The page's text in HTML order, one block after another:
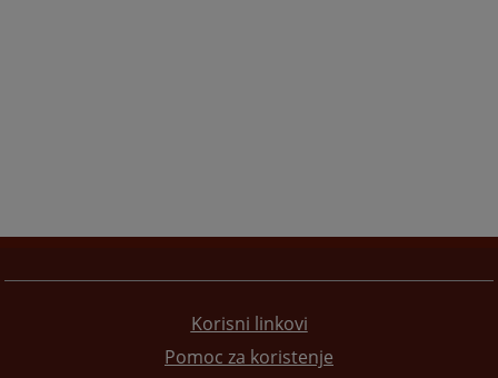
Korisni linkovi
Pomoc za koristenje